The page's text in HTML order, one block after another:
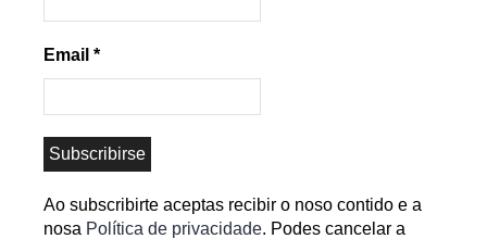
Email *
Ao subscribirte aceptas recibir o noso contido e a
nosa Política de privacidade. Podes cancelar a